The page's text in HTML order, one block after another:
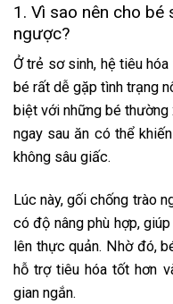
1. Vì sao nên cho
ngược?
Ở trẻ sơ sinh, hệ tiêu
bé rất dễ gặp tình trạng
biệt với những bé
ngay sau ăn có thể
không sâu giấc.
Lúc này, gối chống trào
có độ nâng phù hợp,
lên thực quản. Nhờ đó,
hỗ trợ tiêu hóa tốt hơn
gian ngắn.